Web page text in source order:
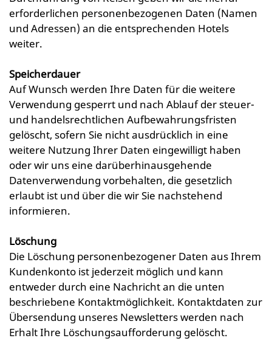
erforderlichen personenbezogenen Daten (Namen
und Adressen) an die entsprechenden Hotels
weiter.
Speicherdauer
Auf Wunsch werden Ihre Daten für die weitere
Verwendung gesperrt und nach Ablauf der steuer-
und handelsrechtlichen Aufbewahrungsfristen
gelöscht, sofern Sie nicht ausdrücklich in eine
weitere Nutzung Ihrer Daten eingewilligt haben
oder wir uns eine darüberhinausgehende
Datenverwendung vorbehalten, die gesetzlich
erlaubt ist und über die wir Sie nachstehend
informieren.
Löschung
Die Löschung personenbezogener Daten aus Ihrem
Kundenkonto ist jederzeit möglich und kann
entweder durch eine Nachricht an die unten
beschriebene Kontaktmöglichkeit. Kontaktdaten zur
Übersendung unseres Newsletters werden nach
Erhalt Ihre Löschungsaufforderung gelöscht.